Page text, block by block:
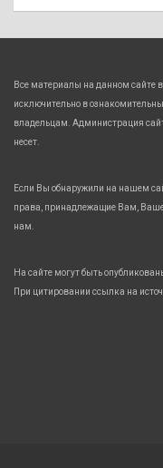
Все материалы на данном сайте
исключительно в
владельцам. Администрация
несет.
Если Вы обнаружили на нашем
права, принадлежащие Вам,
нам.
На сайте могут быть
При цитировании ссылка на